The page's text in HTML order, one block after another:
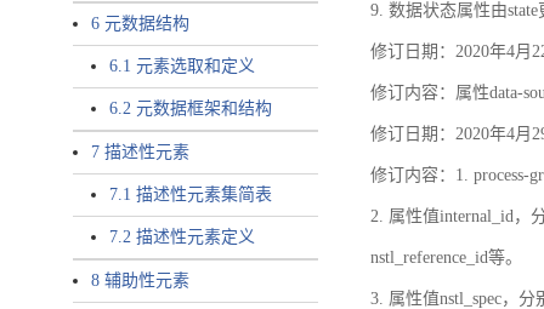
6 元数据结构
6.1 元素选取和定义
6.2 元数据框架和结构
7 描述性元素
7.1 描述性元素集简表
7.2 描述性元素定义
8 辅助性元素
9. 数据状态属性由state
修订日期：2020年4月
修订内容：属性data-
修订日期：2020年4月
修订内容：1. process-
2. 属性值internal_id，
nstl_reference_id等。
3. 属性值nstl_spec，分